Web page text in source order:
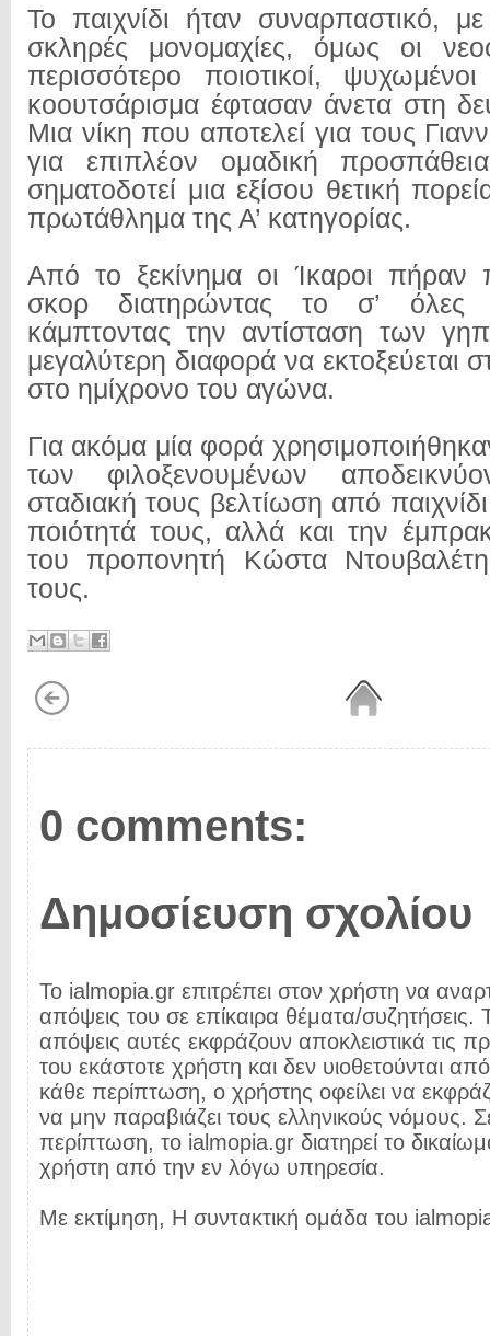
Το παιχνίδι ήταν συναρπαστικό,
σκληρές μονομαχίες, όμως οι
περισσότερο ποιοτικοί,
κοουτσάρισμα έφτασαν άνετα στη
Μια νίκη που αποτελεί για τους
για επιπλέον ομαδική
σηματοδοτεί μια εξίσου θετική
πρωτάθλημα της Α’ κατηγορίας.
Από το ξεκίνημα οι Ίκαροι πήραν
σκορ διατηρώντας το σ’ όλες
κάμπτοντας την αντίσταση των
μεγαλύτερη διαφορά να εκτοξεύεται
στο ημίχρονο του αγώνα.
Για ακόμα μία φορά
των φιλοξενουμένων
σταδιακή τους βελτίωση από
ποιότητά τους, αλλά και την
του προπονητή Κώστα
τους.
0 comments:
Δημοσίευση σχολίου
Το ialmopia.gr επιτρέπει στον χρήστη να
απόψεις του σε επίκαιρα θέματα/συζητήσεις.
απόψεις αυτές εκφράζουν αποκλειστικά τις
του εκάστοτε χρήστη και δεν υιοθετούνται
κάθε περίπτωση, ο χρήστης οφείλει να
να μην παραβιάζει τους ελληνικούς νόμους.
περίπτωση, το ialmopia.gr διατηρεί το
χρήστη από την εν λόγω υπηρεσία.
Με εκτίμηση, Η συντακτική ομάδα του